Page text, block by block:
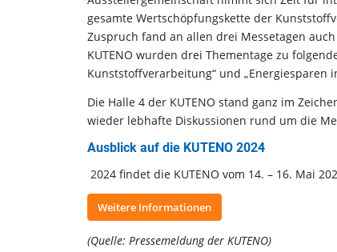
gesamte Wertschöpfungskette der
Zuspruch fand an allen drei Messetagen
KUTENO wurden drei Thementage zu
Kunststoffverarbeitung“ und „Energiesparen
Die Halle 4 der KUTENO stand ganz im
wieder lebhafte Diskussionen rund um die
Ausblick auf die KUTENO 2024
2024 findet die KUTENO vom 14. – 16. Mai
Weitere Informationen
(Quelle: Pressemeldung der KUTENO)